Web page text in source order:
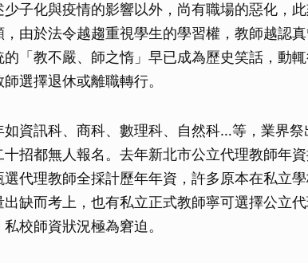
子化與疫情的影響以外，尚有職場的惡化，
由於法令越趨重視學生的學習權，教師越認
「教不嚴、師之惰」早已成為歷史笑話，動
選擇退休或離職轉行。
如資訊科、商科、數理科、自然科…等，業界
招都無人報名。去年新北市公立代理教師年
代理教師全採計歷年年資，許多原本在私立
缺而考上，也有私立正式教師寧可選擇公立
校師資狀況極為窘迫。
取消